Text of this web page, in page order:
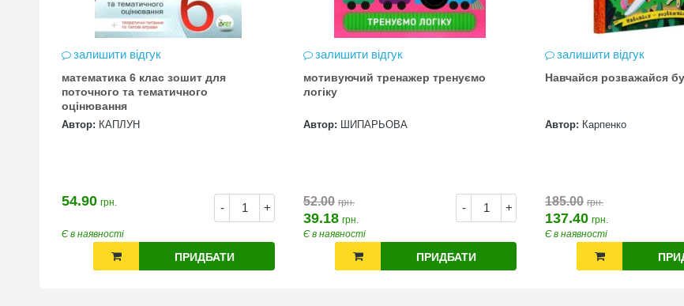
залишити відгук
математика 6 клас зошит для
поточного та тематичного
оцінювання
Автор: КАПЛУН
- +
54.90 грн.
Є в наявності
ПРИДБАТИ
залишити відгук
мотивуючий тренажер тренуємо
логіку
Автор: ШИПАРЬОВА
- +
52.00 грн.
39.18 грн.
Є в наявності
ПРИДБАТИ
залишити відгук
Навчайся розважайся
Автор: Карпенко
185.00 грн.
137.40 грн.
Є в наявності